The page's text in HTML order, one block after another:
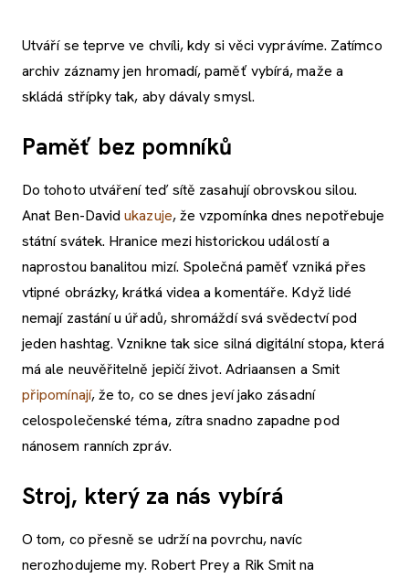
Utváří se teprve ve chvíli, kdy si věci vyprávíme. Zatímco
archiv záznamy jen hromadí, paměť vybírá, maže a
skládá střípky tak, aby dávaly smysl.
Paměť bez pomníků
Do tohoto utváření teď sítě zasahují obrovskou silou.
Anat Ben-Davidukazuje, že vzpomínka dnes nepotřebuje
státní svátek. Hranice mezi historickou událostí a
naprostou banalitou mizí. Společná paměť vzniká přes
vtipné obrázky, krátká videa a komentáře. Když lidé
nemají zastání u úřadů, shromáždí svá svědectví pod
jeden hashtag. Vznikne tak sice silná digitální stopa, která
má ale neuvěřitelně jepičí život. Adriaansen a Smit
připomínají, že to, co se dnes jeví jako zásadní
celospolečenské téma, zítra snadno zapadne pod
nánosem ranních zpráv.
Stroj, který za nás vybírá
O tom, co přesně se udrží na povrchu, navíc
nerozhodujeme my. Robert Prey a Rik Smit na